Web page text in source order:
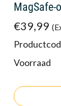
MagSafe-
€39,99
Voorraad